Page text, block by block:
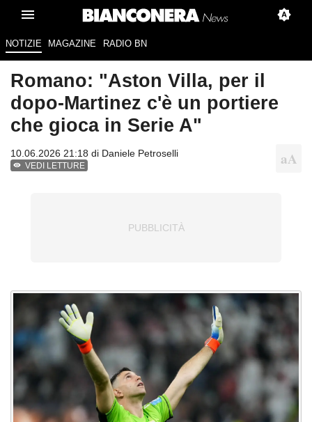
NOTIZIE MAGAZINE RADIO BN
Romano: "Aston Villa, per il
dopo-Martinez c'è un portiere
che gioca in Serie A"
10.06.2026 21:18 di Daniele Petroselli
VEDI LETTURE